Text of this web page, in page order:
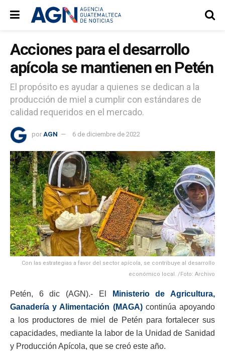
Acciones para el desarrollo
apícola se mantienen en Petén
El propósito es ayudar a quienes se dedican a la
producción de miel a cumplir con estándares de
calidad requeridos en el mercado.
por AGN 6 de diciembre de 2022
Con las estrategias a favor del sector apícola, se contribuye al desarrollo
económico local. /Foto: Archivo
Petén, 6 dic (AGN).- El
Ministerio de Agricultura,
Ganadería y Alimentación (MAGA) continúa apoyando
a los productores de miel de Petén para fortalecer sus
capacidades, mediante la labor de la Unidad de Sanidad
y Producción Apícola, que se creó este año.